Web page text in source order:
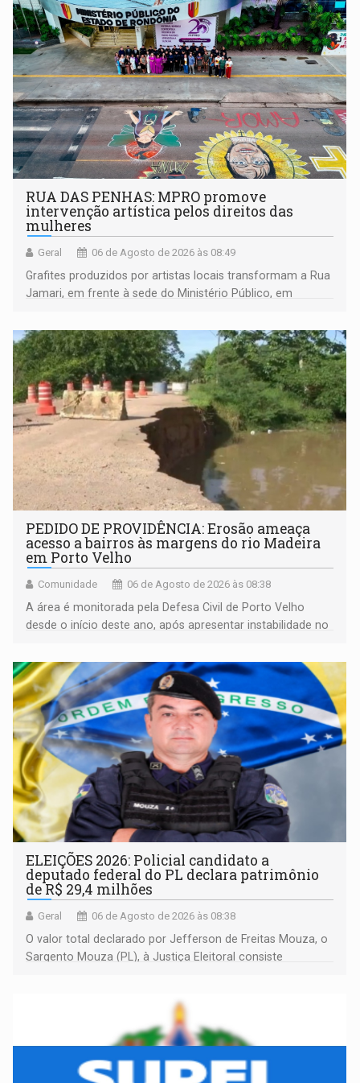
RUA DAS PENHAS: MPRO promove
intervenção artística pelos direitos das
mulheres
Geral 06 de Agosto de 2026 às 08:49
Grafites produzidos por artistas locais transformam a Rua
Jamari, em frente à sede do Ministério Público, em
da Penha e o enfrentamento à violência
PEDIDO DE PROVIDÊNCIA: Erosão ameaça
acesso a bairros às margens do rio Madeira
em Porto Velho
Comunidade 06 de Agosto de 2026 às 08:38
A área é monitorada pela Defesa Civil de Porto Velho
desde o início deste ano, após apresentar instabilidade no
ELEIÇÕES 2026: Policial candidato a
deputado federal do PL declara patrimônio
de R$ 29,4 milhões
Geral 06 de Agosto de 2026 às 08:38
O valor total declarado por Jefferson de Freitas Mouza, o
Sargento Mouza (PL), à Justiça Eleitoral consiste